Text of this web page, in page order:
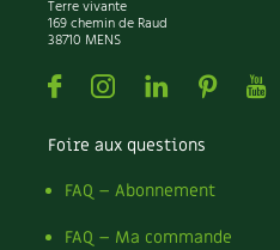
Terre vivante
169 chemin de Raud
38710 MENS
FacebookInstagramLinkedin
Foire aux questions
FAQ – Abonnement
FAQ – Ma commande